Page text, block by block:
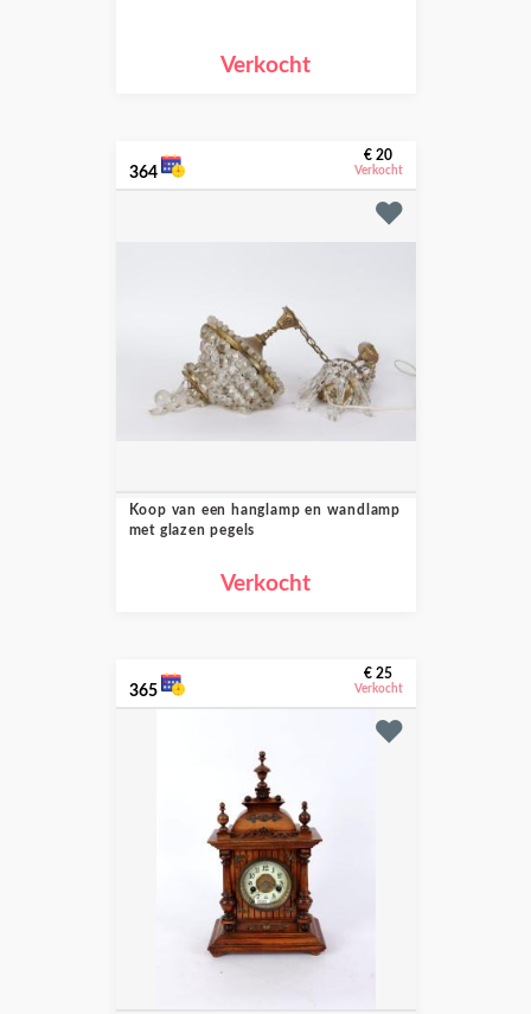
Verkocht
364
€ 20
Verkocht
Koop van een hanglamp en wandlamp
met glazen pegels
Verkocht
365
€ 25
Verkocht